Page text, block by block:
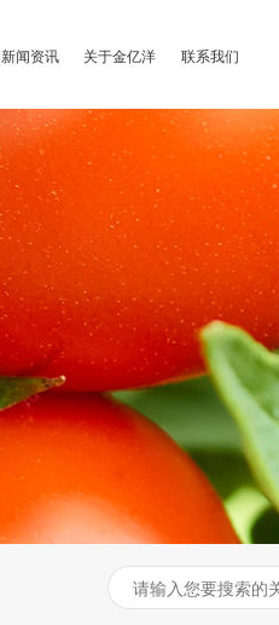
新闻资讯 关于金亿洋 联系我们